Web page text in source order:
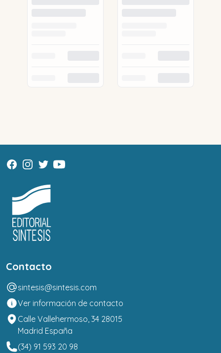
Contacto
sintesis@sintesis.com
Ver información de contacto
Calle Vallehermoso, 34 28015
Madrid España
(34) 91 593 20 98